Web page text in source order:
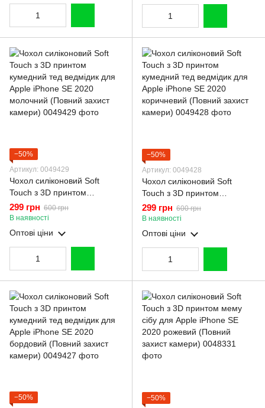
−50%
Артикул: 0049429
Чохол силіконовий Soft
Touch з 3D принтом
кумедний тед ведмідик для
Apple iPhone SE 2020
молочний (Повний захист
299 грн 600 грн
В наявності
Оптові ціни
−50%
Артикул: 0049428
Чохол силіконовий Soft
Touch з 3D принтом
кумедний тед ведмідик для
Apple iPhone SE 2020
коричневий (Повний захист
299 грн 600 грн
В наявності
Оптові ціни
−50%
−50%